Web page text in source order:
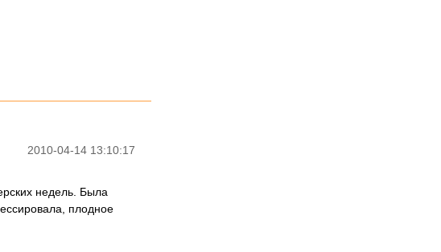
2010-04-14 13:10:17
недель. Была
плодное